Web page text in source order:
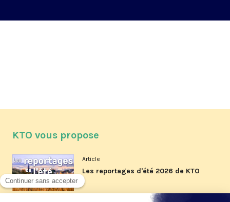
KTO vous propose
Article
Les reportages d'été 2026 de KTO